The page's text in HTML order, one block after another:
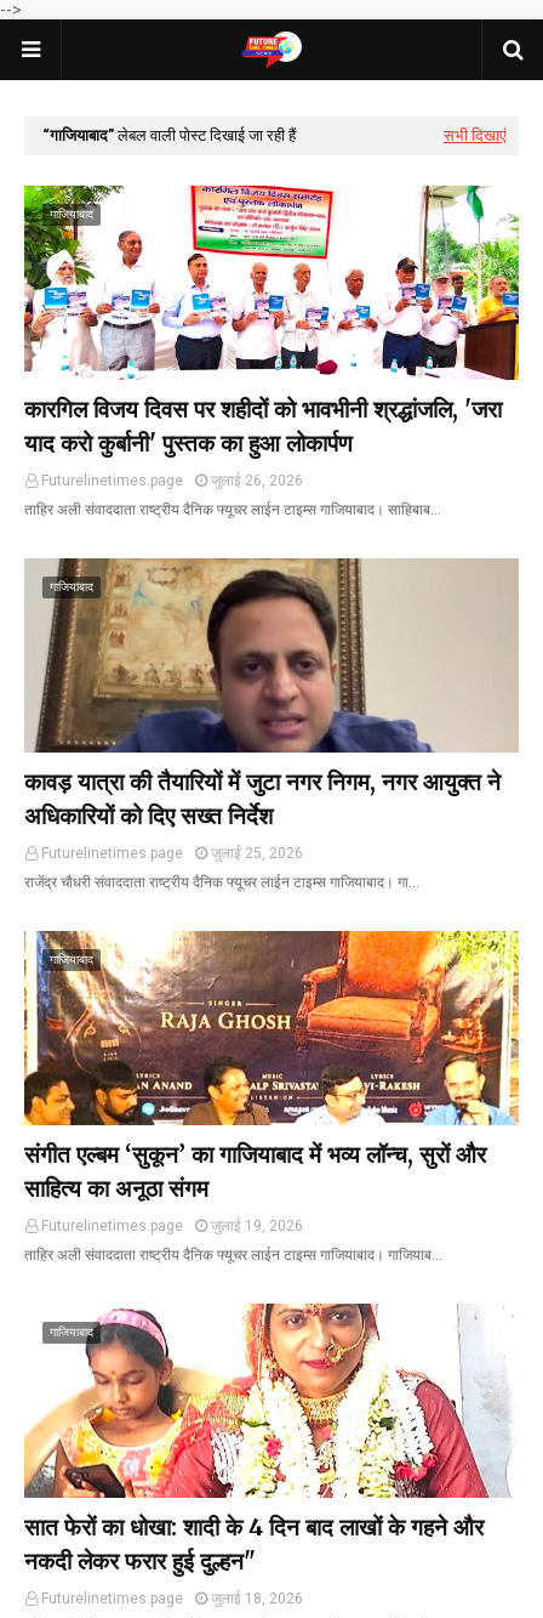
-->
गाजियाबाद लेबल वाली पोस्ट दिखाई जा रही हैं सभी दिखाएं
गाजियाबाद
कारगिल विजय दिवस पर शहीदों को भावभीनी श्रद्धांजलि, 'जरा
याद करो कुर्बानी' पुस्तक का हुआ लोकार्पण
Futurelinetimes.page
जुलाई 26, 2026
ताहिर अली संवाददाता राष्ट्रीय दैनिक फ्यूचर लाईन टाइम्स गाजियाबाद। साहिबाब…
गाजियाबाद
कावड़ यात्रा की तैयारियों में जुटा नगर निगम, नगर आयुक्त ने
अधिकारियों को दिए सख्त निर्देश
Futurelinetimes.page
जुलाई 25, 2026
राजेंद्र चौधरी संवाददाता राष्ट्रीय दैनिक फ्यूचर लाईन टाइम्स गाजियाबाद। गा…
गाजियाबाद
संगीत एल्बम ‘सुकून’ का गाजियाबाद में भव्य लॉन्च, सुरों और
साहित्य का अनूठा संगम
Futurelinetimes.page
जुलाई 19, 2026
ताहिर अली संवाददाता राष्ट्रीय दैनिक फ्यूचर लाईन टाइम्स गाजियाबाद। गाजियाब…
गाजियाबाद
सात फेरों का धोखा: शादी के 4 दिन बाद लाखों के गहने और
नकदी लेकर फरार हुई दुल्हन"
Futurelinetimes.page
जुलाई 18, 2026